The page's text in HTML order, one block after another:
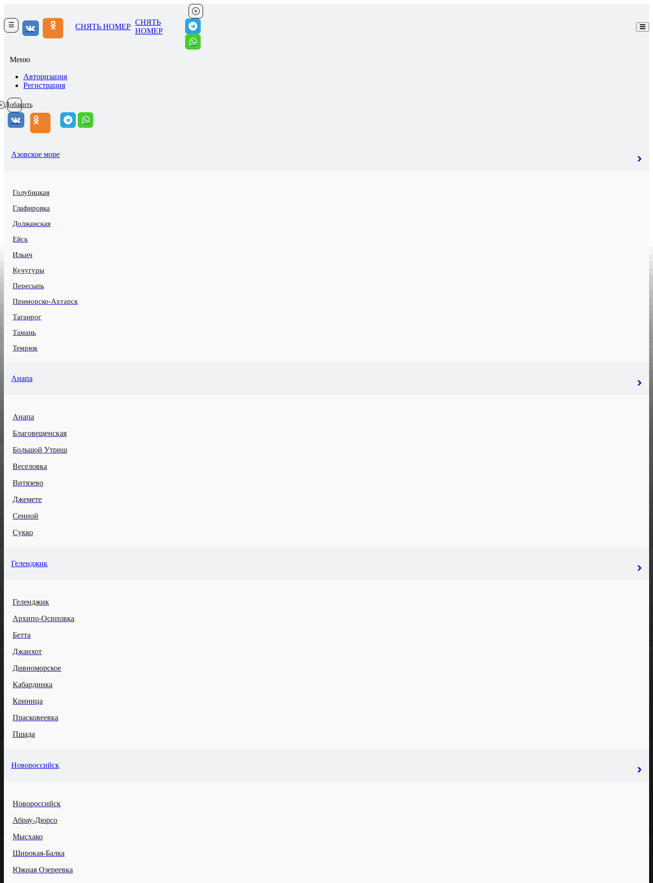
☰ СНЯТЬ НОМЕР
СНЯТЬ
НОМЕР
Меню
Авторизация
Регистрация
Добавить
Азовское море
Голубицкая
Глафировка
Должанская
Ейск
Ильич
Кучугуры
Пересыпь
Приморско-Ахтарск
Таганрог
Тамань
Темрюк
Анапа
Анапа
Благовещенская
Большой Утриш
Веселовка
Витязево
Джемете
Сенной
Сукко
Геленджик
Геленджик
Архипо-Осиповка
Бетта
Джанхот
Дивноморское
Кабардинка
Криница
Прасковеевка
Пшада
Новороссийск
Новороссийск
Абрау-Дюрсо
Мысхако
Широкая-Балка
Южная Озереевка